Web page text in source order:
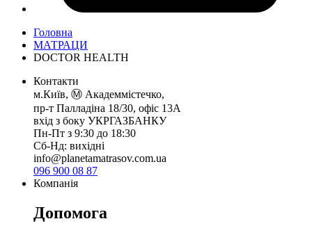
Головна
МАТРАЦИ
DOCTOR HEALTH
Контакти
м.Київ, Ⓜ️ Академмістечко,
пр-т Палладіна 18/30, офіс 13А
вхід з боку УКРГАЗБАНКУ
Пн-Пт з 9:30 до 18:30
Сб-Нд: вихідні
info@planetamatrasov.com.ua
096 900 08 87
Компанія
Допомога